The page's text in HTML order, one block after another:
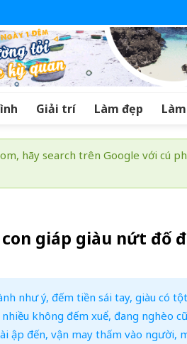
Giải trí Làm đẹp
hãy search trên Google với cú
giáp giàu nứt đố
như ý, đếm tiền sái tay, giàu có
không đếm xuể, đang nghèo
ập đến, vận may thấm vào người,